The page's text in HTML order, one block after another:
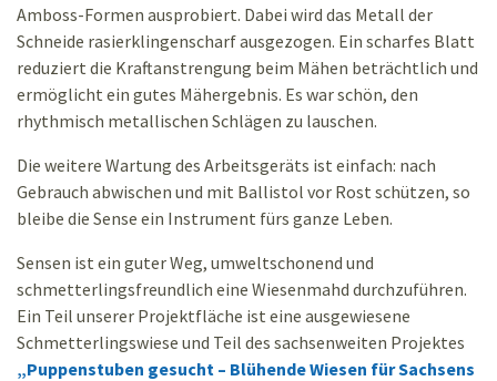
Amboss-Formen ausprobiert. Dabei wird das Metall der
Schneide rasierklingenscharf ausgezogen. Ein scharfes Blatt
reduziert die Kraftanstrengung beim Mähen beträchtlich und
ermöglicht ein gutes Mähergebnis. Es war schön, den
rhythmisch metallischen Schlägen zu lauschen.
Die weitere Wartung des Arbeitsgeräts ist einfach: nach
Gebrauch abwischen und mit Ballistol vor Rost schützen, so
bleibe die Sense ein Instrument fürs ganze Leben.
Sensen ist ein guter Weg, umweltschonend und
schmetterlingsfreundlich eine Wiesenmahd durchzuführen.
Ein Teil unserer Projektfläche ist eine ausgewiesene
Schmetterlingswiese und Teil des sachsenweiten Projektes
„Puppenstuben gesucht – Blühende Wiesen für Sachsens